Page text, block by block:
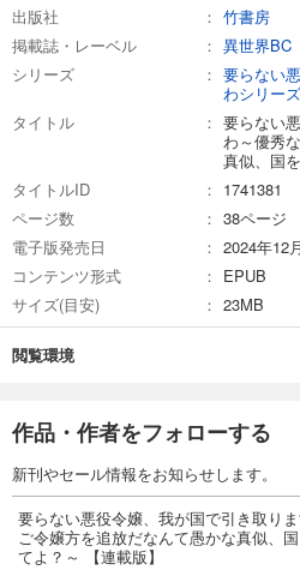
あらすじを表示する
出版社
竹書房
掲載誌・レーベル
異世界BC
シリーズ
要らない
わシリーズ
タイトル
要らない
わ～優秀
真似、国
タイトルID
1741381
ページ数
38ページ
電子版発売日
2024年12
コンテンツ形式
EPUB
サイズ(目安)
23MB
閲覧環境
作品・作者をフォローする
新刊やセール情報をお知らせします。
要らない悪役令嬢、我が国で引き取り
ご令嬢方を追放だなんて愚かな真似、
てよ？～ 【連載版】